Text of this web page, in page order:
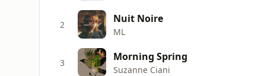
2 Nuit Noire
ML
3 Morning Spring
Suzanne Ciani